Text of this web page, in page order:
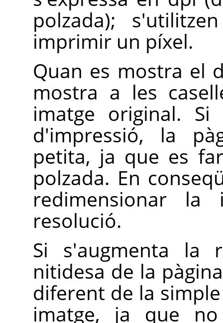
polzada);
imprimir un píxel.
Quan es mostra el
mostra a les
imatge original. Si
d'impressió, la
petita, ja que es
polzada. En
redimensionar
resolució.
Si s'augmenta la
nitidesa de la
diferent de la
imatge, ja que